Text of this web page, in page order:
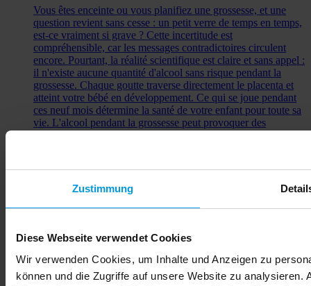
Zustimmung
Diese Webseite verwendet Cookies
Wir verwenden Cookies, um Inhalte und Anzeigen zu
können und die Zugriffe auf unsere Website zu analysieren.
Vous êtes enceinte ou vous planifiez une grossesse, et une
question revient sans cesse : un petit verre de temps en temps,
est-ce vraiment si grave ? Cette incertitude est
compréhensible, car les messages contradictoires circulent
encore. Pourtant, la réalité scientifique est claire et sans appel :
il n'existe aucune quantité d'alcool sans risque pendant la
grossesse. Chaque goutte traverse directement le placenta et
atteint votre bébé en développement. Ce qui se joue pendant
ces neuf mois détermine la santé de votre enfant pour toute sa
vie. L'alcool pendant la grossesse peut provoquer des
bébé, quels sont les risques concrets à chaque trimestre, et
comment FamiCord Suisse vous accompagne dans votre
démarche de prévention pour offrir à votre enfant le meilleur
départ possible.